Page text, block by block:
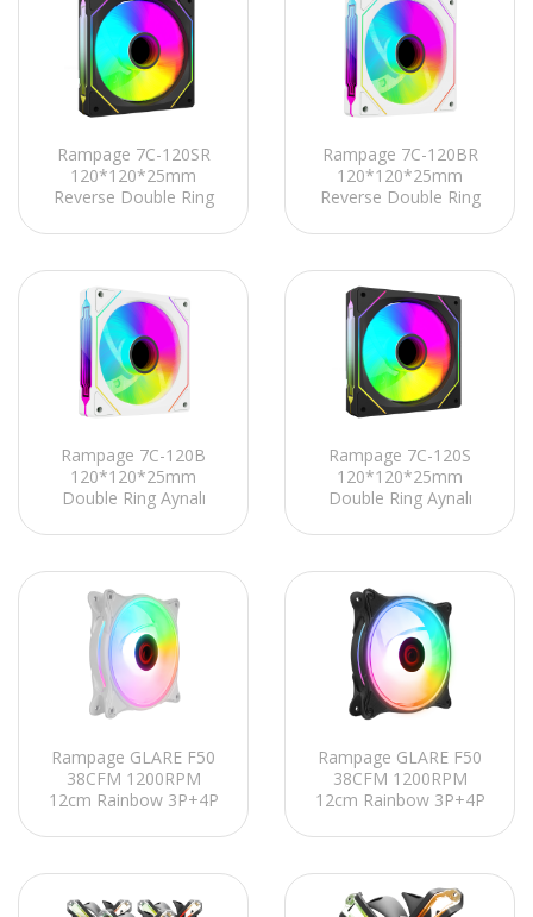
Rampage 7C-120SR
120*120*25mm
Reverse Double Ring
Kasa Fanı
Rampage 7C-120BR
120*120*25mm
Reverse Double Ring
Kasa Fanı
Rampage 7C-120B
120*120*25mm
Double Ring Aynalı
Rampage 7C-120S
120*120*25mm
Double Ring Aynalı
Rampage GLARE F50
38CFM 1200RPM
12cm Rainbow 3P+4P
Kasa Fanı
Rampage GLARE F50
38CFM 1200RPM
12cm Rainbow 3P+4P
Kasa Fanı